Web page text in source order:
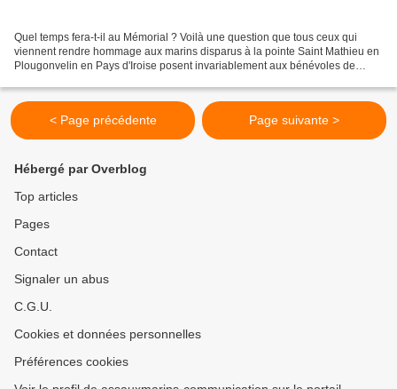
Quel temps fera-t-il au Mémorial ? Voilà une question que tous ceux qui
viennent rendre hommage aux marins disparus à la pointe Saint Mathieu en
Plougonvelin en Pays d'Iroise posent invariablement aux bénévoles de
< Page précédente Page suivante >
Hébergé par Overblog
Top articles
Pages
Contact
Signaler un abus
C.G.U.
Cookies et données personnelles
Préférences cookies